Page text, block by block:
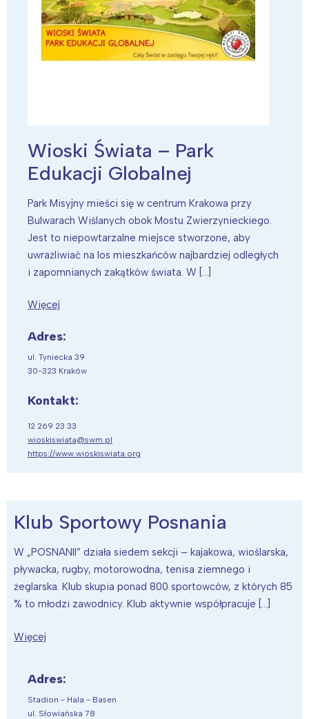
Wioski Świata – Park
Edukacji Globalnej
Park Misyjny mieści się w centrum Krakowa przy
Bulwarach Wiślanych obok Mostu Zwierzynieckiego.
Jest to niepowtarzalne miejsce stworzone, aby
uwrażliwiać na los mieszkańców najbardziej odległych
i zapomnianych zakątków świata. W […]
Więcej
Adres:
ul. Tyniecka 39
30-323 Kraków
Kontakt:
12 269 23 33
wioskiswiata@swm.pl
https://www.wioskiswiata.org
Klub Sportowy Posnania
W „POSNANII” działa siedem sekcji – kajakowa, wioślarska,
pływacka, rugby, motorowodna, tenisa ziemnego i
żeglarska. Klub skupia ponad 800 sportowców, z których 85
% to młodzi zawodnicy. Klub aktywnie współpracuje […]
Więcej
Adres:
Stadion - Hala - Basen
ul. Słowiańska 78